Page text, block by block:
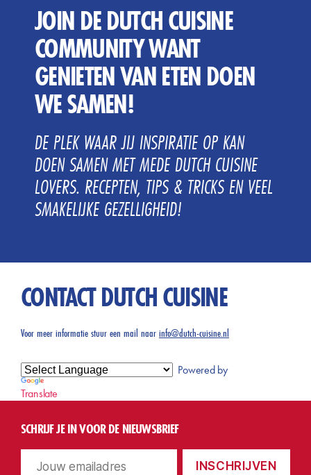
JOIN DE DUTCH CUISINE
COMMUNITY WANT
GENIETEN VAN ETEN DOEN
WE SAMEN!
DE PLEK WAAR JIJ INSPIRATIE OP KAN
DOEN SAMEN MET MEDE DUTCH CUISINE
LOVERS. RECEPTEN, TIPS & TRICKS EN VEEL
SMAKELIJKE GEZELLIGHEID!
CONTACT DUTCH CUISINE
Voor meer informatie stuur een mail naarinfo@dutch-cuisine.nl
Powered by
Translate
SCHRIJF JE IN VOOR DE NIEUWSBRIEF